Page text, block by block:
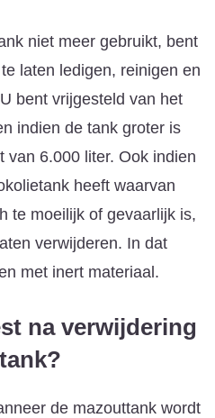
niet meer gebruikt, bent
laten ledigen, reinigen en
bent vrijgesteld van het
indien de tank groter is
van 6.000 liter. Ook indien
heeft waarvan
te moeilijk of gevaarlijk is,
verwijderen. In dat
met inert materiaal.
na verwijdering
de mazouttank wordt